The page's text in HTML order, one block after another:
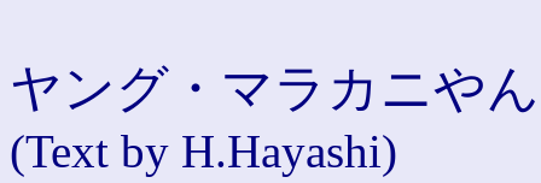
ヤング・マラカニや
(Text by H.Hayashi)